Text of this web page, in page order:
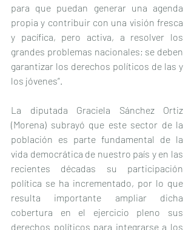
para que puedan generar una agenda
propia y contribuir con una visión fresca
y pacífica, pero activa, a resolver los
grandes problemas nacionales; se deben
garantizar los derechos políticos de las y
los jóvenes”.
La diputada Graciela Sánchez Ortiz
(Morena) subrayó que este sector de la
población es parte fundamental de la
vida democrática de nuestro país y en las
recientes décadas su participación
política se ha incrementado, por lo que
resulta importante ampliar dicha
cobertura en el ejercicio pleno sus
derechos políticos para integrarse a los